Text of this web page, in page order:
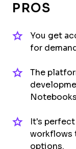
PROS
You get
for
The
It's
workflows
options.